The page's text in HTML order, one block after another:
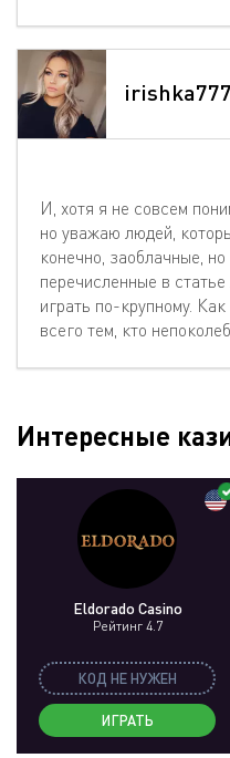
irishka777
И, хотя я не совсем
но уважаю людей,
конечно, заоблачные,
перечисленные в
играть по-крупному.
всего тем, кто
Интересные
Eldorado Casino
Рейтинг 4.7
КОД НЕ НУЖЕН
ИГРАТЬ